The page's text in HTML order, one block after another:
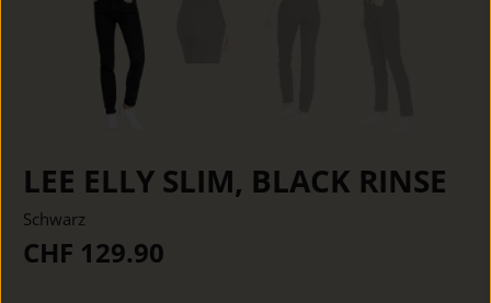
LEE ELLY SLIM, BLACK RINSE
Schwarz
CHF 129.90